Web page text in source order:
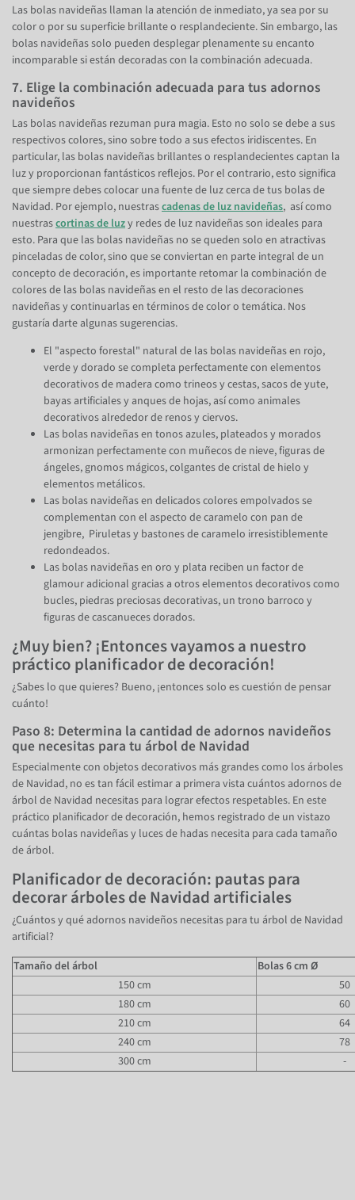
Las bolas navideñas llaman la atención de inmediato, ya sea por su
color o por su superficie brillante o resplandeciente. Sin embargo, las
bolas navideñas solo pueden desplegar plenamente su encanto
incomparable si están decoradas con la combinación adecuada.
7. Elige la combinación adecuada para tus adornos
navideños
Las bolas navideñas rezuman pura magia. Esto no solo se debe a sus
respectivos colores, sino sobre todo a sus efectos iridiscentes. En
particular, las bolas navideñas brillantes o resplandecientes captan la
luz y proporcionan fantásticos reflejos. Por el contrario, esto significa
que siempre debes colocar una fuente de luz cerca de tus bolas de
Navidad. Por ejemplo, nuestrascadenas de luz navideñas, así como
nuestrascortinas de luzy redes de luz navideñas son ideales para
esto. Para que las bolas navideñas no se queden solo en atractivas
pinceladas de color, sino que se conviertan en parte integral de un
concepto de decoración, es importante retomar la combinación de
colores de las bolas navideñas en el resto de las decoraciones
navideñas y continuarlas en términos de color o temática. Nos
gustaría darte algunas sugerencias.
El "aspecto forestal" natural de las bolas navideñas en rojo,
verde y dorado se completa perfectamente con elementos
decorativos de madera como trineos y cestas, sacos de yute,
bayas artificiales y anques de hojas, así como animales
decorativos alrededor de renos y ciervos.
Las bolas navideñas en tonos azules, plateados y morados
armonizan perfectamente con muñecos de nieve, figuras de
ángeles, gnomos mágicos, colgantes de cristal de hielo y
elementos metálicos.
Las bolas navideñas en delicados colores empolvados se
complementan con el aspecto de caramelo con pan de
jengibre, Piruletas y bastones de caramelo irresistiblemente
redondeados.
Las bolas navideñas en oro y plata reciben un factor de
glamour adicional gracias a otros elementos decorativos como
bucles, piedras preciosas decorativas, un trono barroco y
figuras de cascanueces dorados.
¿Muy bien? ¡Entonces vayamos a nuestro
práctico planificador de decoración!
¿Sabes lo que quieres? Bueno, ¡entonces solo es cuestión de pensar
cuánto!
Paso 8: Determina la cantidad de adornos navideños
que necesitas para tu árbol de Navidad
Especialmente con objetos decorativos más grandes como los árboles
de Navidad, no es tan fácil estimar a primera vista cuántos adornos de
árbol de Navidad necesitas para lograr efectos respetables. En este
práctico planificador de decoración, hemos registrado de un vistazo
cuántas bolas navideñas y luces de hadas necesita para cada tamaño
de árbol.
Planificador de decoración: pautas para
decorar árboles de Navidad artificiales
¿Cuántos y qué adornos navideños necesitas para tu árbol de Navidad
artificial?
Tamaño del árbol
Bolas 6 cm Ø
150 cm
50
180 cm
60
210 cm
64
240 cm
78
300 cm
-